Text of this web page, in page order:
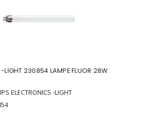
-LIGHT 230854 LAMPE FLUOR 28W
ELECTRONICS -LIGHT